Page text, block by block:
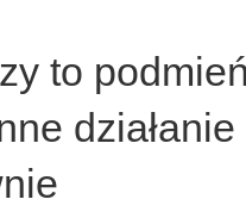
to